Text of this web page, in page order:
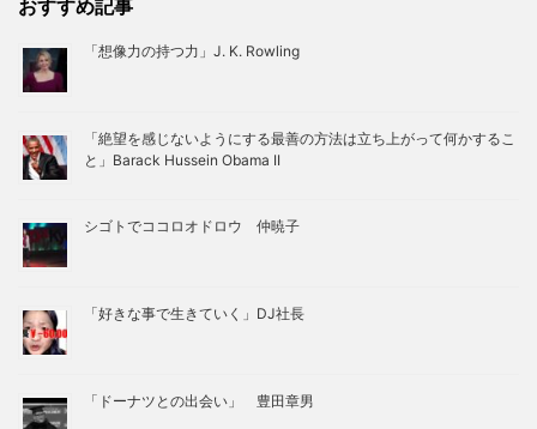
おすすめ記事
「想像力の持つ力」J. K. Rowling
「絶望を感じないようにする最善の方法は立ち上がって何かするこ
と」Barack Hussein Obama II
シゴトでココロオドロウ 仲暁子
「好きな事で生きていく」DJ社長
「ドーナツとの出会い」 豊田章男